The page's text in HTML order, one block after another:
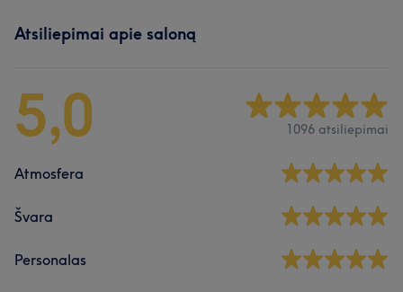
Atsiliepimai apie saloną
5,0 1096 atsiliepimai
Atmosfera
Švara
Personalas